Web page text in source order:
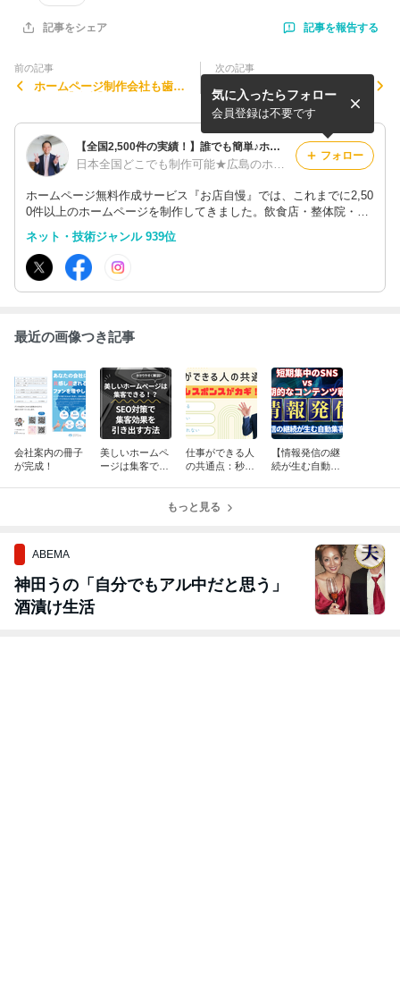
記事をシェア 記事を報告する
前の記事
ホームページ制作会社も歯が
次の記事
広島の不動産会社社長と新規
事業のホームページ作成の打
ち合わせ♪
【全国2,500件の実績！】誰でも簡単♪ホームページ制作サービス『お店自慢』
ホームページ無料作成サービス『お店自慢』では、これまでに2,50
0件以上のホームページを制作してきました。飲食店・整体院・音
楽教室・エステサロン・結婚相談所など、どんなジャンル・業種で
も無料でホームページが作成できます。格安・低料金のホームペー
ジ制作も可能！
気に入ったらフォロー
会員登録は不要です
フォロー
ネット・技術ジャンル 939位
最近の画像つき記事
会社案内の冊子
が完成！
美しいホームペ
ージは集客でき
仕事ができる人
の共通点：秒速
【情報発信の継
続が生む自動集
もっと見る
ABEMA
神田うの「自分でもアル中だと思う」
酒漬け生活